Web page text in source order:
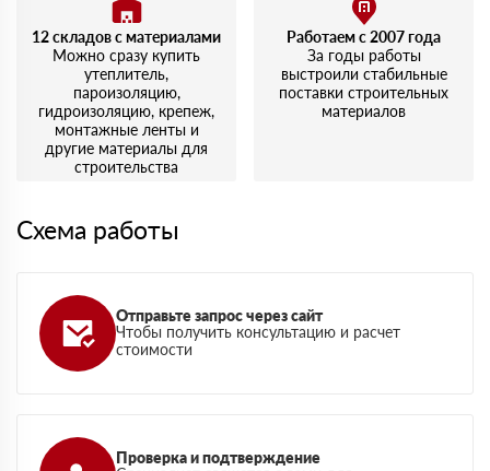
12 складов с материалами
Можно сразу купить
утеплитель,
пароизоляцию,
гидроизоляцию, крепеж,
монтажные ленты и
другие материалы для
строительства
Работаем с 2007 года
За годы работы
выстроили стабильные
поставки строительных
материалов
Схема работы
Отправьте запрос через сайт
Чтобы получить консультацию и расчет
стоимости
Проверка и подтверждение